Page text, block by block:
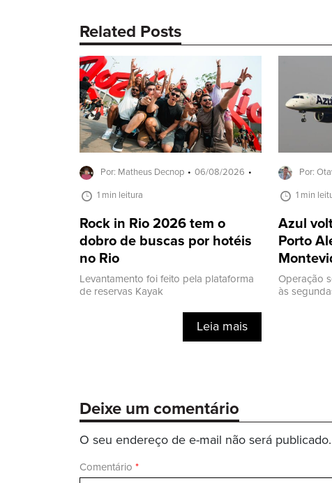
Related Posts
Por: Matheus Decnop 06/08/2026
1 min leitura
Rock in Rio 2026 tem o
dobro de buscas por hotéis
no Rio
Levantamento foi feito pela plataforma
de reservas Kayak
Leia mais
Por:
1 min
Azul
Porto
Operação
às
Deixe um comentário
O seu endereço de e-mail não será publicado.
Comentário *